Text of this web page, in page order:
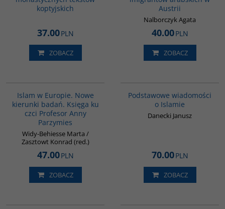
koptyjskich
37.00PLN
ZOBACZ
Austrii
Nalborczyk Agata
40.00PLN
ZOBACZ
Islam w Europie. Nowe
kierunki badań. Księga ku
czci Profesor Anny
Parzymies
Widy-Behiesse Marta /
Zasztowt Konrad (red.)
47.00PLN
ZOBACZ
Podstawowe wiadomości
o Islamie
Danecki Janusz
70.00PLN
ZOBACZ